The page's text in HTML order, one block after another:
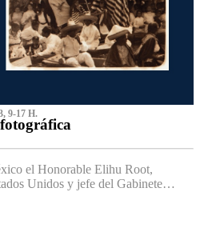
9-17 H.
el Honorable Elihu Root,
Unidos y jefe del Gabinete…